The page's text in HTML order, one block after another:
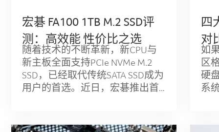
宏碁 FA100 1TB M.2 SSD评
测：高效能 性价比之选
随着技术的不断革新，新CPU与
新主板全面支持PCIe NVMe M.2
SSD，已经取代传统SATA SSD成为
用户的首选。近日，宏碁推出首
最新NV...
四
对
如
区
硬
系